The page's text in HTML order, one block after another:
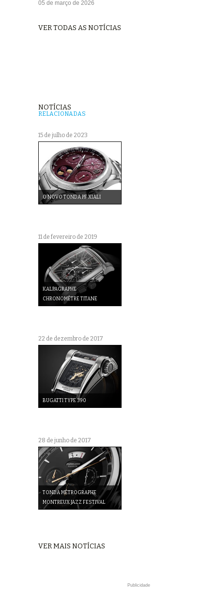
05 de março de 2026
VER TODAS AS NOTÍCIAS
NOTÍCIAS
RELACIONADAS
15 de julho de 2023
O NOVO TONDA PF XIALI
11 de fevereiro de 2019
KALPAGRAPHE
CHRONOMÈTRE TITANE
22 de dezembro de 2017
BUGATTI TYPE 390
28 de junho de 2017
TONDA MÉTROGRAPHE
MONTREUX JAZZ FESTIVAL
VER MAIS NOTÍCIAS
Publicidade